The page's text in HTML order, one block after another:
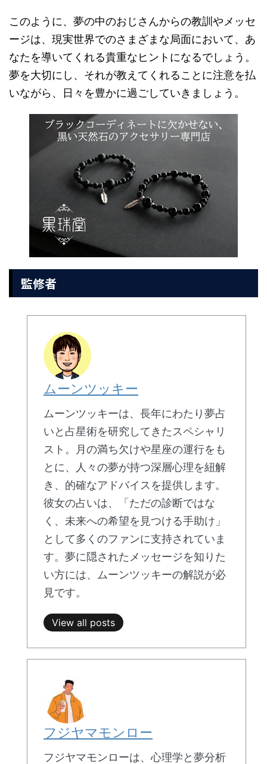
このように、夢の中のおじさんからの教訓やメッセ
ージは、現実世界でのさまざまな局面において、あ
なたを導いてくれる貴重なヒントになるでしょう。
夢を大切にし、それが教えてくれることに注意を払
いながら、日々を豊かに過ごしていきましょう。
監修者
ムーンツッキー
ムーンツッキーは、長年にわたり夢占
いと占星術を研究してきたスペシャリ
スト。月の満ち欠けや星座の運行をも
とに、人々の夢が持つ深層心理を紐解
き、的確なアドバイスを提供します。
彼女の占いは、「ただの診断ではな
く、未来への希望を見つける手助け」
として多くのファンに支持されていま
す。夢に隠されたメッセージを知りた
い方には、ムーンツッキーの解説が必
見です。
View all posts
フジヤマモンロー
フジヤマモンローは、心理学と夢分析